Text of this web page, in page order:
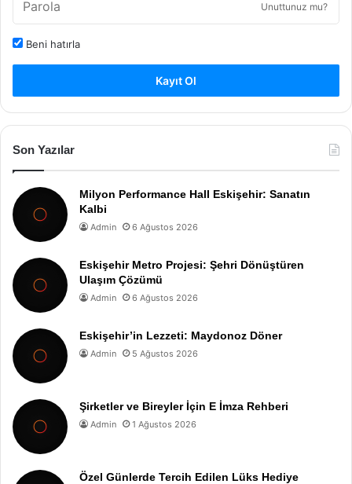
Unuttunuz mu?
Beni hatırla
Kayıt Ol
Son Yazılar
Milyon Performance Hall Eskişehir: Sanatın
Kalbi
Admin 6 Ağustos 2026
Eskişehir Metro Projesi: Şehri Dönüştüren
Ulaşım Çözümü
Admin 6 Ağustos 2026
Eskişehir’in Lezzeti: Maydonoz Döner
Admin 5 Ağustos 2026
Şirketler ve Bireyler İçin E İmza Rehberi
Admin 1 Ağustos 2026
Özel Günlerde Tercih Edilen Lüks Hediye